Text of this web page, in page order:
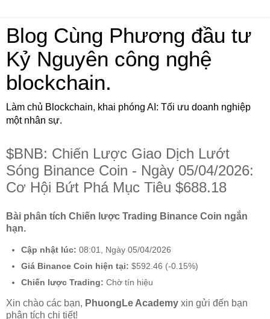
Blog Cùng Phương đầu tư
Kỷ Nguyên công nghệ
blockchain.
Làm chủ Blockchain, khai phóng AI: Tối ưu doanh nghiệp
một nhân sự.
$BNB: Chiến Lược Giao Dịch Lướt
Sóng Binance Coin - Ngày 05/04/2026:
Cơ Hội Bứt Phá Mục Tiêu $688.18
Bài phân tích Chiến lược Trading Binance Coin ngắn
hạn.
Cập nhật lúc: 08:01, Ngày 05/04/2026
Giá Binance Coin hiện tại: $592.46 (-0.15%)
Chiến lược Trading: Chờ tín hiệu
Xin chào các bạn, PhuongLe Academy xin gửi đến bạn
phân tích chi tiết!